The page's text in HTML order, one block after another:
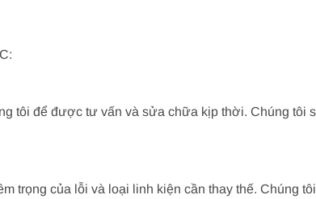
tôi để được tư vấn và sửa chữa kịp thời. Chúng tôi
trọng của lỗi và loại linh kiện cần thay thế. Chúng